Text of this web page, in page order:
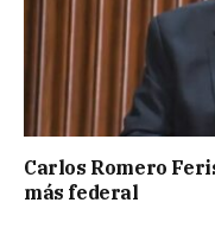
Carlos Romero
más federal